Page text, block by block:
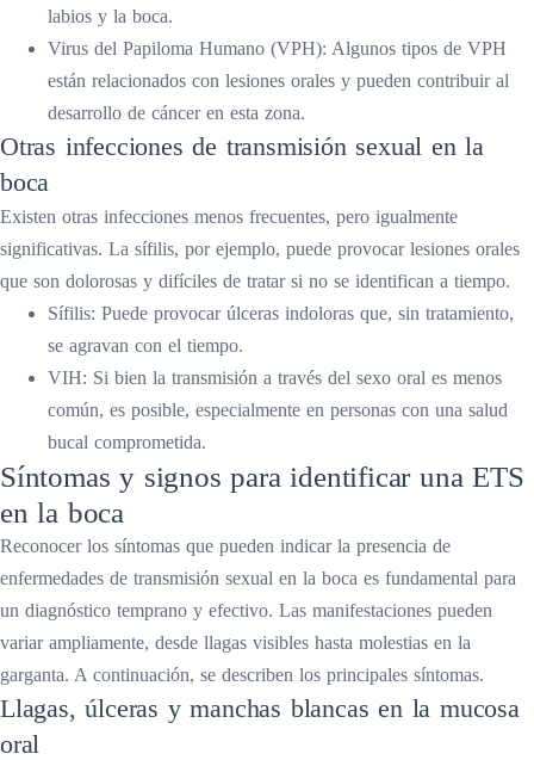
labios y la boca.
Virus del Papiloma Humano (VPH): Algunos tipos de VPH
están relacionados con lesiones orales y pueden contribuir al
desarrollo de cáncer en esta zona.
Otras infecciones de transmisión sexual en la
boca
Existen otras infecciones menos frecuentes, pero igualmente
significativas. La sífilis, por ejemplo, puede provocar lesiones orales
que son dolorosas y difíciles de tratar si no se identifican a tiempo.
Sífilis: Puede provocar úlceras indoloras que, sin tratamiento,
se agravan con el tiempo.
VIH: Si bien la transmisión a través del sexo oral es menos
común, es posible, especialmente en personas con una salud
bucal comprometida.
Síntomas y signos para identificar una ETS
en la boca
Reconocer los síntomas que pueden indicar la presencia de
enfermedades de transmisión sexual en la boca es fundamental para
un diagnóstico temprano y efectivo. Las manifestaciones pueden
variar ampliamente, desde llagas visibles hasta molestias en la
garganta. A continuación, se describen los principales síntomas.
Llagas, úlceras y manchas blancas en la mucosa
oral